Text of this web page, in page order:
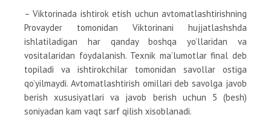
– Viktorinada ishtirok etish uchun avtomatlashtirishning
Provayder tomonidan Viktorinani hujjatlashshda
ishlatiladigan har qanday boshqa yo’llaridan va
vositalaridan foydalanish. Texnik ma’lumotlar final deb
topiladi va ishtirokchilar tomonidan savollar ostiga
qo’yilmaydi. Avtomatlashtirish omillari deb savolga javob
berish xususiyatlari va javob berish uchun 5 (besh)
soniyadan kam vaqt sarf qilish xisoblanadi.